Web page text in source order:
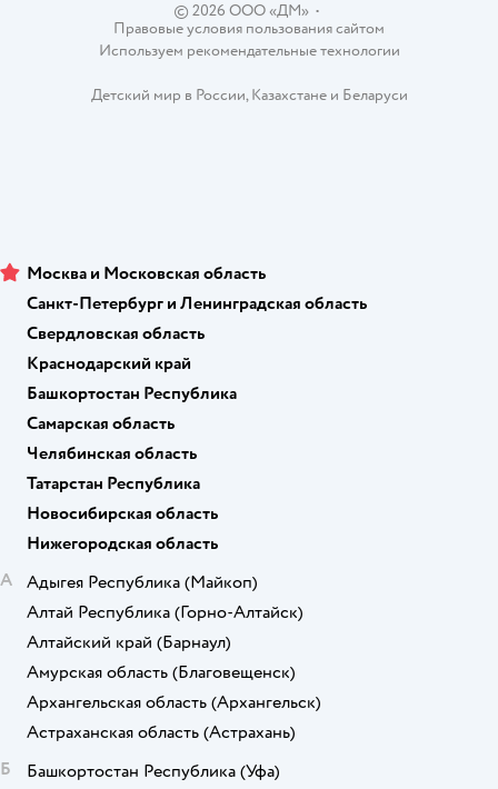
© 2026 ООО «ДМ»•
Правовые условия пользования сайтом
Используем рекомендательные технологии
Детский мир в России,Казахстанеи Беларуси
Москва и Московская область
Санкт-Петербург и Ленинградская область
Свердловская область
Краснодарский край
Башкортостан Республика
Самарская область
Челябинская область
Татарстан Республика
Новосибирская область
Нижегородская область
А
Адыгея Республика (Майкоп)
Алтай Республика (Горно-Алтайск)
Алтайский край (Барнаул)
Амурская область (Благовещенск)
Архангельская область (Архангельск)
Астраханская область (Астрахань)
Б
Башкортостан Республика (Уфа)